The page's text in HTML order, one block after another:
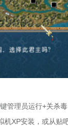
管理员运行+关杀
XP安装，或从贴